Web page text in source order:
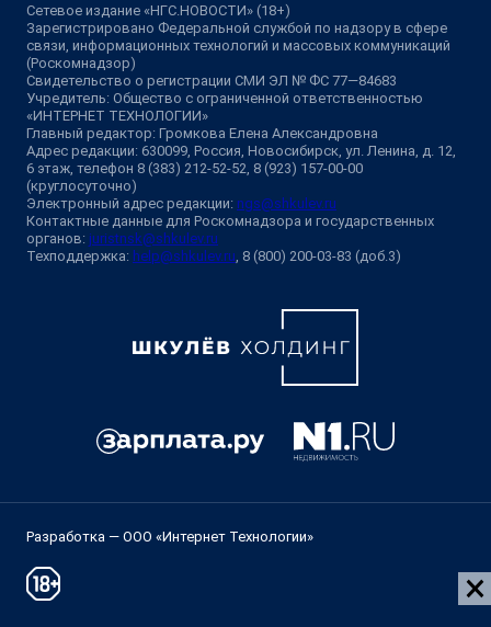
Сетевое издание «НГС.НОВОСТИ» (18+)
Зарегистрировано Федеральной службой по надзору в сфере
связи, информационных технологий и массовых коммуникаций
(Роскомнадзор)
Свидетельство о регистрации СМИ ЭЛ № ФС 77—84683
Учредитель: Общество с ограниченной ответственностью
«ИНТЕРНЕТ ТЕХНОЛОГИИ»
Главный редактор: Громкова Елена Александровна
Адрес редакции: 630099, Россия, Новосибирск, ул. Ленина, д. 12,
6 этаж, телефон 8 (383) 212-52-52, 8 (923) 157-00-00
(круглосуточно)
Электронный адрес редакции: ngs@shkulev.ru
Контактные данные для Роскомнадзора и государственных
органов: juristnsk@shkulev.ru
Техподдержка: help@shkulev.ru , 8 (800) 200-03-83 (доб.3)
Разработка — ООО «Интернет Технологии»